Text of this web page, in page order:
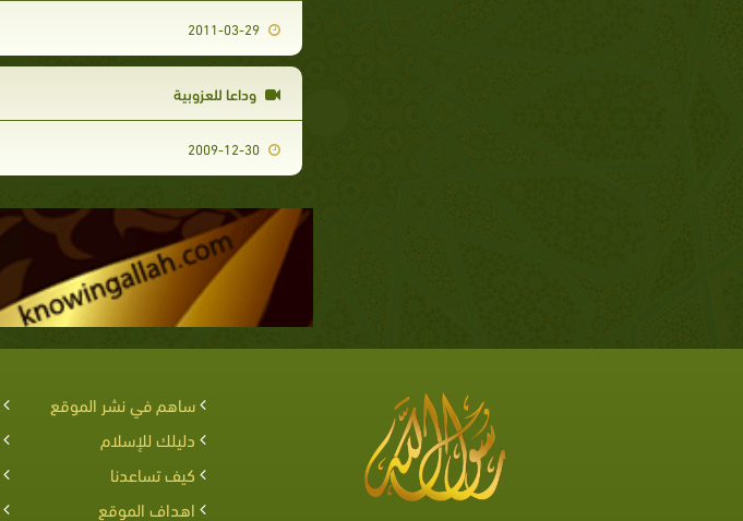
2011-03-29
وداعا للعزوبية
2009-12-30
ساهم في نشر الموقع
دليلك للإسلام
كيف تساعدنا
اهداف الموقع